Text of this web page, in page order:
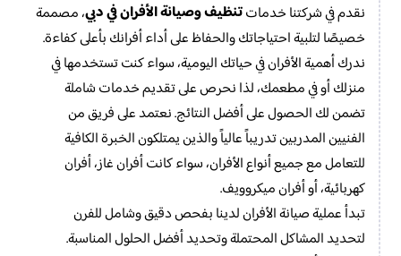
نقدم في شركتنا خدماتتنظيف وصيانة الأفران في دبي، مصممة
خصيصًا لتلبية احتياجاتك والحفاظ على أداء أفرانك بأعلى كفاءة.
ندرك أهمية الأفران في حياتك اليومية، سواء كنت تستخدمها في
منزلك أو في مطعمك، لذا نحرص على تقديم خدمات شاملة
تضمن لك الحصول على أفضل النتائج. نعتمد على فريق من
الفنيين المدربين تدريباً عالياً والذين يمتلكون الخبرة الكافية
للتعامل مع جميع أنواع الأفران، سواء كانت أفران غاز، أفران
كهربائية، أو أفران ميكروويف.
تبدأ عملية صيانة الأفران لدينا بفحص دقيق وشامل للفرن
لتحديد المشاكل المحتملة وتحديد أفضل الحلول المناسبة.